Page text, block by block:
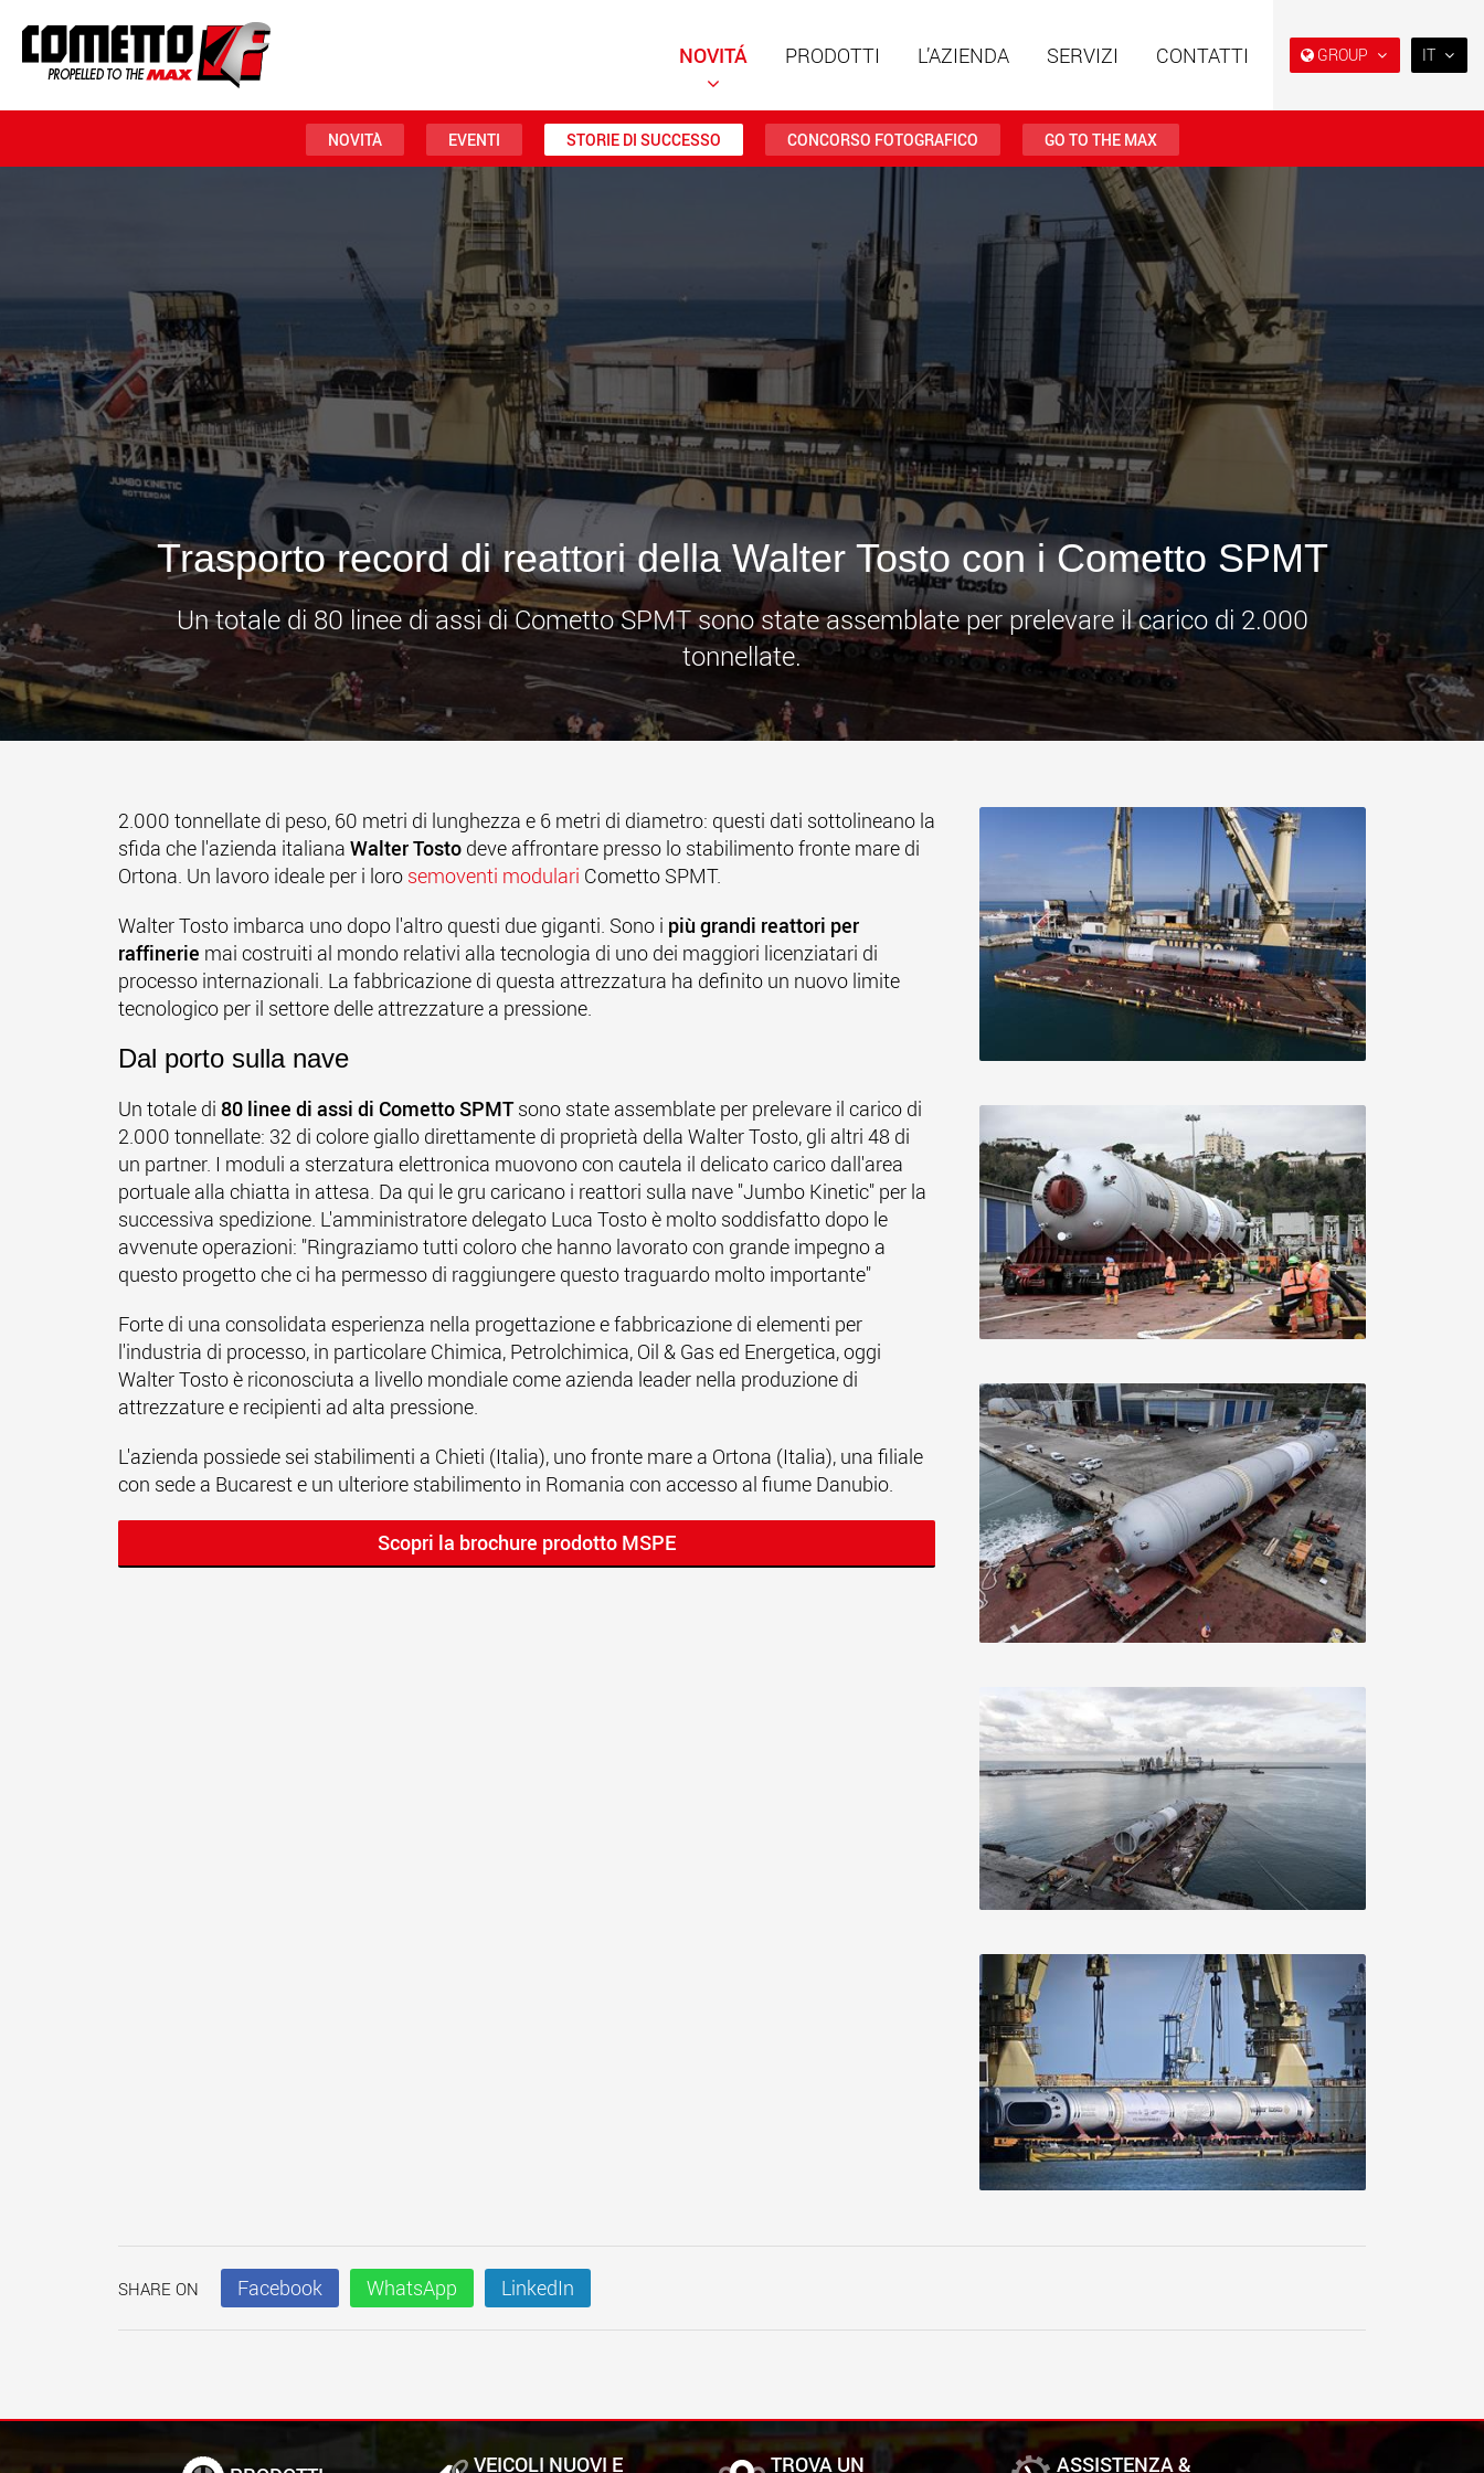
GROUP
struttura modulare per
portate da 15 t a 123 t
www.maxtrailer.eu
Rimorchi speciali, progettati
per il mercato USA
www.maxtrailer.us
www.faymonville.com
Veicoli elettrici a batteria con
capacità di carico a partire
da 5 t
www.morello.eu.com
Veicoli elettrici per il
trasporto di carichi leggeri
negli Stati Uniti
www.morello.us.com
SPMT e veicoli industriali per
portate fino a 25.000 t e oltre
www.cometto.com
IT
NOVITÁ PRODOTTI L’AZIENDA SERVIZI CONTATTI
NOVITÀ EVENTI STORIE DI SUCCESSO CONCORSO FOTOGRAFICO GO TO THE MAX
Trasporto record di reattori della Walter Tosto con i Cometto SPMT
Un totale di 80 linee di assi di Cometto SPMT sono state assemblate per prelevare il carico di 2.000
tonnellate.
2.000 tonnellate di peso, 60 metri di lunghezza e 6 metri di diametro: questi dati sottolineano la
sfida che l'azienda italiana Walter Tosto deve affrontare presso lo stabilimento fronte mare di
Ortona. Un lavoro ideale per i loro semoventi modulari Cometto SPMT.
Walter Tosto imbarca uno dopo l'altro questi due giganti. Sono i più grandi reattori per
raffinerie mai costruiti al mondo relativi alla tecnologia di uno dei maggiori licenziatari di
processo internazionali. La fabbricazione di questa attrezzatura ha definito un nuovo limite
tecnologico per il settore delle attrezzature a pressione.
Dal porto sulla nave
Un totale di 80 linee di assi di Cometto SPMT sono state assemblate per prelevare il carico di
2.000 tonnellate: 32 di colore giallo direttamente di proprietà della Walter Tosto, gli altri 48 di
un partner. I moduli a sterzatura elettronica muovono con cautela il delicato carico dall'area
portuale alla chiatta in attesa. Da qui le gru caricano i reattori sulla nave "Jumbo Kinetic" per la
successiva spedizione. L'amministratore delegato Luca Tosto è molto soddisfatto dopo le
avvenute operazioni: "Ringraziamo tutti coloro che hanno lavorato con grande impegno a
questo progetto che ci ha permesso di raggiungere questo traguardo molto importante"
Forte di una consolidata esperienza nella progettazione e fabbricazione di elementi per
l'industria di processo, in particolare Chimica, Petrolchimica, Oil & Gas ed Energetica, oggi
Walter Tosto è riconosciuta a livello mondiale come azienda leader nella produzione di
attrezzature e recipienti ad alta pressione.
L'azienda possiede sei stabilimenti a Chieti (Italia), uno fronte mare a Ortona (Italia), una filiale
con sede a Bucarest e un ulteriore stabilimento in Romania con accesso al fiume Danubio.
Scopri la brochure prodotto MSPE
SHARE ON Facebook WhatsApp LinkedIn
VEICOLI NUOVI E TROVA UN ASSISTENZA &